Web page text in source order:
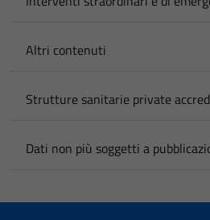
Altri contenuti
Strutture sanitarie private
Dati non più soggetti a